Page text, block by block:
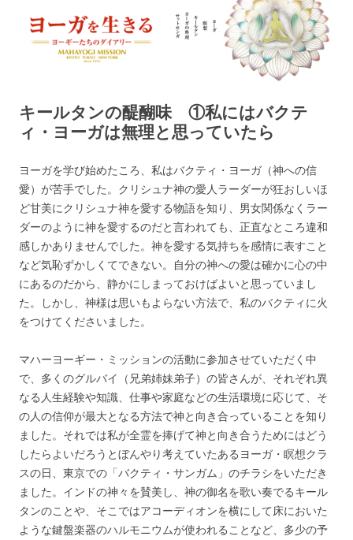
ヨーガを生きる — MAHAYOGI
MISSION ブログ
キールタンの醍醐味 ①私にはバクテ
ィ・ヨーガは無理と思っていたら
ヨーガを学び始めたころ、私はバクティ・ヨーガ（神への信
愛）が苦手でした。クリシュナ神の愛人ラーダーが狂おしいほ
ど甘美にクリシュナ神を愛する物語を知り、男女関係なくラー
ダーのように神を愛するのだと言われても、正直なところ違和
感しかありませんでした。神を愛する気持ちを感情に表すこと
など気恥ずかしくてできない。自分の神への愛は確かに心の中
にあるのだから、静かにしまっておけばよいと思っていまし
た。しかし、神様は思いもよらない方法で、私のバクティに火
をつけてくださいました。
マハーヨーギー・ミッションの活動に参加させていただく中
で、多くのグルバイ（兄弟姉妹弟子）の皆さんが、それぞれ異
なる人生経験や知識、仕事や家庭などの生活環境に応じて、そ
の人の信仰が最大となる方法で神と向き合っていることを知り
ました。それでは私が全霊を捧げて神と向き合うためにはどう
したらよいだろうとぼんやり考えていたあるヨーガ・瞑想クラ
スの日、東京での「バクティ・サンガム」のチラシをいただき
ました。インドの神々を賛美し、神の御名を歌い奏でるキール
タンのことや、そこではアコーディオンを横にして床においた
ような鍵盤楽器のハルモニウムが使われることなど、多少の予